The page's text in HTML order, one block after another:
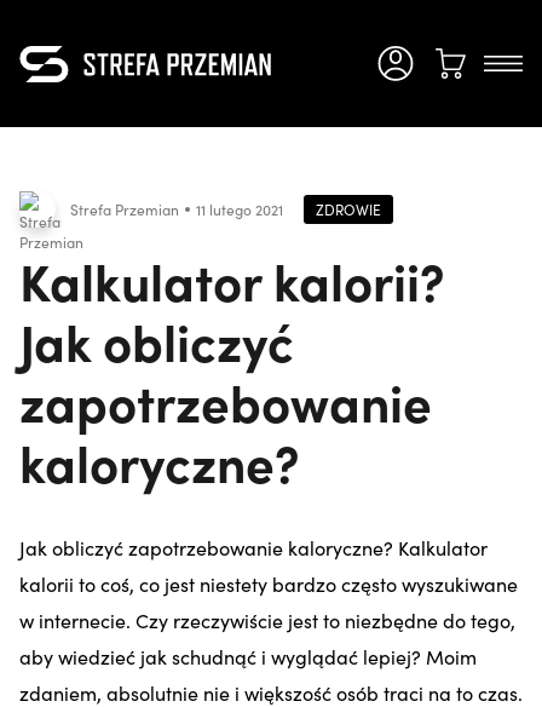
Strefa Przemian 11 lutego 2021 ZDROWIE
Kalkulator kalorii?
Jak obliczyć
zapotrzebowanie
kaloryczne?
Jak obliczyć zapotrzebowanie kaloryczne? Kalkulator
kalorii to coś, co jest niestety bardzo często wyszukiwane
w internecie. Czy rzeczywiście jest to niezbędne do tego,
aby wiedzieć jak schudnąć i wyglądać lepiej? Moim
zdaniem, absolutnie nie i większość osób traci na to czas.